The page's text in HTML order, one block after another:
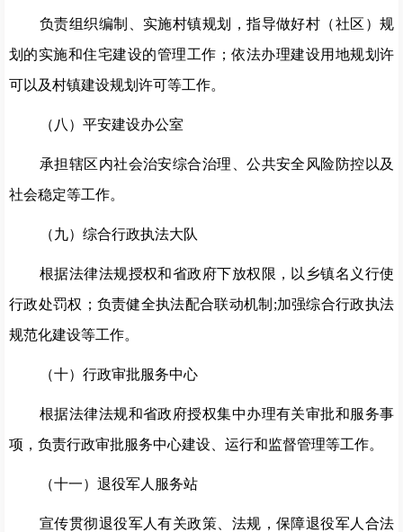
负责组织编制、实施村镇规划，指导做好村（社区）规
划的实施和住宅建设的管理工作；依法办理建设用地规划许
可以及村镇建设规划许可等工作。
（八）平安建设办公室
承担辖区内社会治安综合治理、公共安全风险防控以及
社会稳定等工作。
（九）综合行政执法大队
根据法律法规授权和省政府下放权限，以乡镇名义行使
行政处罚权；负责健全执法配合联动机制;加强综合行政执法
规范化建设等工作。
（十）行政审批服务中心
根据法律法规和省政府授权集中办理有关审批和服务事
项，负责行政审批服务中心建设、运行和监督管理等工作。
（十一）退役军人服务站
宣传贯彻退役军人有关政策、法规，保障退役军人合法